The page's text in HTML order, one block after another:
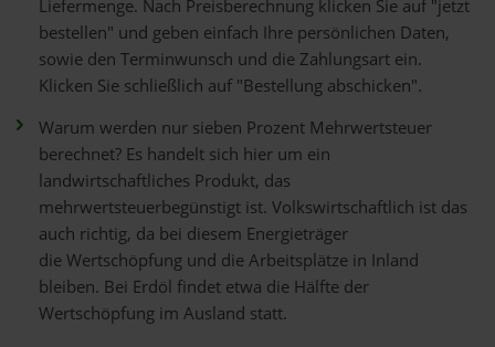
Liefermenge. Nach Preisberechnung klicken Sie auf "jetzt
bestellen" und geben einfach Ihre persönlichen Daten,
sowie den Terminwunsch und die Zahlungsart ein.
Klicken Sie schließlich auf "Bestellung abschicken".
Warum werden nur sieben Prozent Mehrwertsteuer
berechnet? Es handelt sich hier um ein
landwirtschaftliches Produkt, das
mehrwertsteuerbegünstigt ist. Volkswirtschaftlich ist das
auch richtig, da bei diesem Energieträger
die Wertschöpfung und die Arbeitsplätze in Inland
bleiben. Bei Erdöl findet etwa die Hälfte der
Wertschöpfung im Ausland statt.